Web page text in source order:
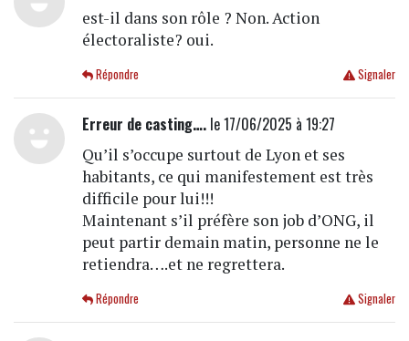
est-il dans son rôle ? Non. Action
électoraliste? oui.
Signaler
Répondre
Erreur de casting….le 17/06/2025 à 19:27
Qu’il s’occupe surtout de Lyon et ses
habitants, ce qui manifestement est très
difficile pour lui!!!
Maintenant s’il préfère son job d’ONG, il
peut partir demain matin, personne ne le
retiendra….et ne regrettera.
Signaler
Répondre